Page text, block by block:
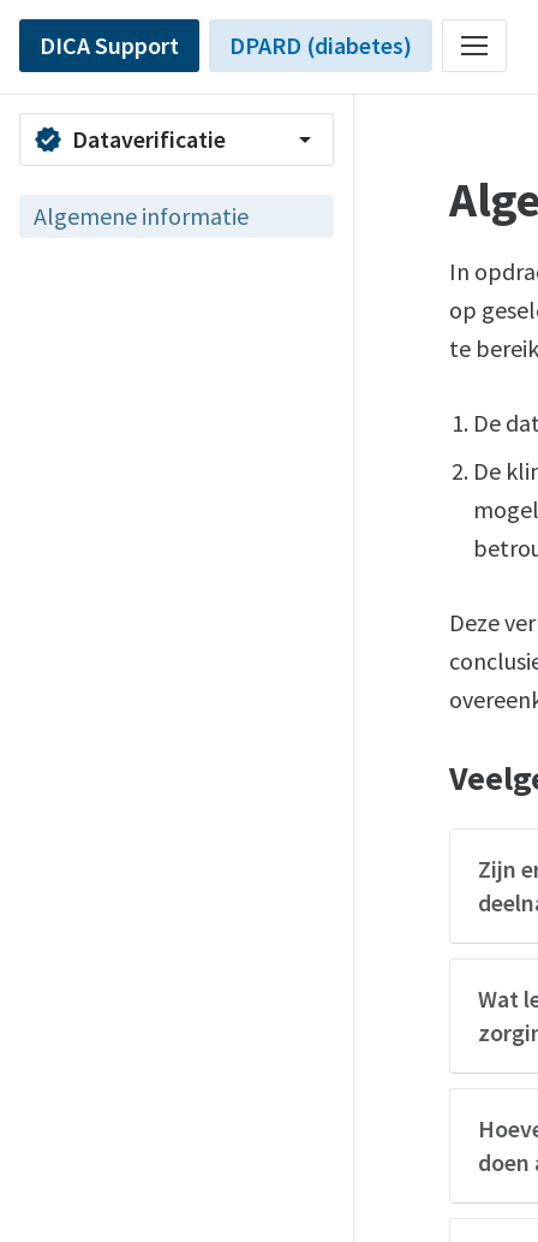
DICA Support DPARD (diabetes)
verified Dataverificatie arrow_drop_down
Algemene informatie
In
op
te
De
De
Deze
Zijn
Wat
doen